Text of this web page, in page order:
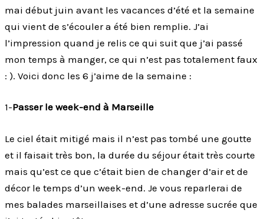
mai début juin avant les vacances d’été et la semaine
qui vient de s’écouler a été bien remplie. J’ai
l’impression quand je relis ce qui suit que j’ai passé
mon temps à manger, ce qui n’est pas totalement faux
: ). Voici donc les 6 j’aime de la semaine :
1-Passer le week-end à Marseille
Le ciel était mitigé mais il n’est pas tombé une goutte
et il faisait très bon, la durée du séjour était très courte
mais qu’est ce que c’était bien de changer d’air et de
décor le temps d’un week-end. Je vous reparlerai de
mes balades marseillaises et d’une adresse sucrée que